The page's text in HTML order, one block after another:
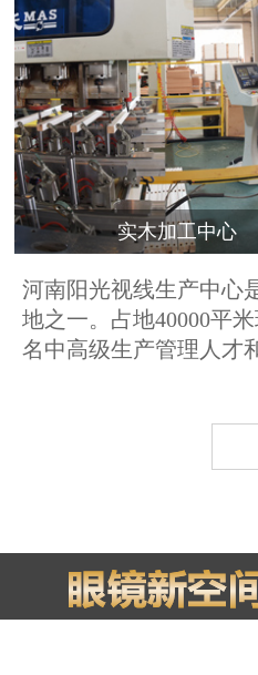
实木加工中心
河南阳光视线生产中心
地之一。占地40000平
名中高级生产管理人才